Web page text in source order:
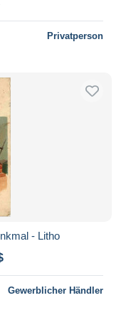
Privatperson
- Litho
Gewerblicher Händler